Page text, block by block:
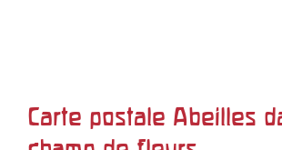
Carte postale Abeilles